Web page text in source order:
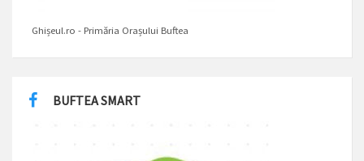
Ghișeul.ro - Primăria Orașului Buftea
BUFTEA SMART